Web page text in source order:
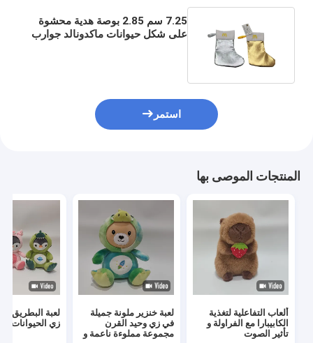
7.25 سم 2.85 بوصة هدية محشوة
على شكل حيوانات ماكدونالد جوارب
استمر
المنتجات الموصى بها
ألعاب التفاعلية لتغذية
الكابيبارا مع الفراولة و
تأثير الصوت
لعبة خنزير ملونة جميلة
في زي وحيد القرن
مجموعة مملوءة ناعمة و
لعبة البطريق
زي الحيوانات